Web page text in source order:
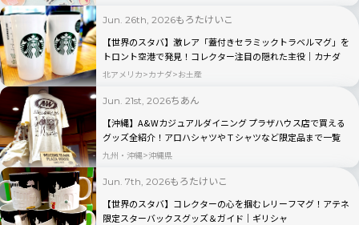
Jun. 26th, 2026もろたけいこ
【世界のスタバ】激レア「蓋付きセラミックトラベルマグ」を
トロント空港で発見！コレクター注目の隠れた主役｜カナダ
北アメリカ カナダ お土産
Jun. 21st, 2026ちあん
【沖縄】A&Wカジュアルダイニング プラザハウス店で買える
グッズ全紹介！アロハシャツやＴシャツなど限定品まで一覧
九州・沖縄 沖縄県
Jun. 7th, 2026もろたけいこ
【世界のスタバ】コレクターの心を掴むレリーフマグ！アテネ
限定スターバックスグッズ＆ガイド｜ギリシャ